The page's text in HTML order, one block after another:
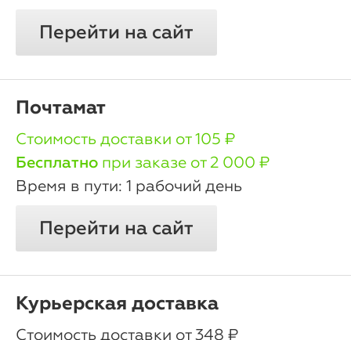
Перейти на сайт
Почтамат
oт 105 ₽
Бесплатно при заказе от 2 000 ₽
1 рабочий день
Перейти на сайт
Курьерская доставка
oт 348 ₽